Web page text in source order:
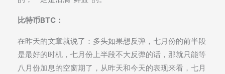
比特币BTC：
在昨天的文章就说了：多头如果想反弹，七月份的前半段
是最好的时机，七月份上半段不大反弹的话，那就只能等
八月份加息的空窗期了，从昨天和今天的表现来看，七月